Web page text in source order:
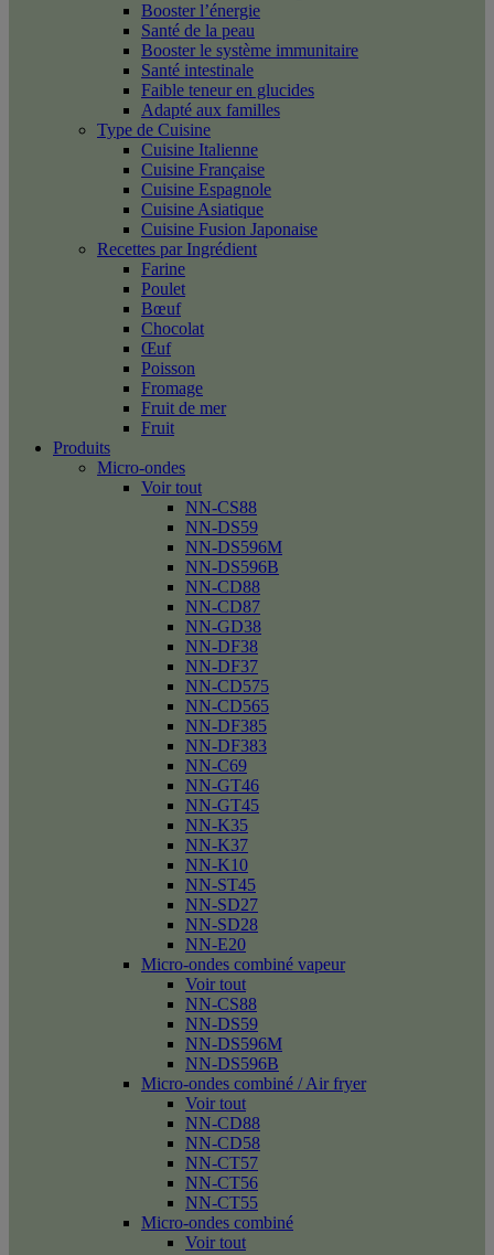
Booster l’énergie
Santé de la peau
Booster le système immunitaire
Santé intestinale
Faible teneur en glucides
Adapté aux familles
Type de Cuisine
Cuisine Italienne
Cuisine Française
Cuisine Espagnole
Cuisine Asiatique
Cuisine Fusion Japonaise
Recettes par Ingrédient
Farine
Poulet
Bœuf
Chocolat
Œuf
Poisson
Fromage
Fruit de mer
Fruit
Produits
Micro-ondes
Voir tout
NN-CS88
NN-DS59
NN-DS596M
NN-DS596B
NN-CD88
NN-CD87
NN-GD38
NN-DF38
NN-DF37
NN-CD575
NN-CD565
NN-DF385
NN-DF383
NN-C69
NN-GT46
NN-GT45
NN-K35
NN-K37
NN-K10
NN-ST45
NN-SD27
NN-SD28
NN-E20
Micro-ondes combiné vapeur
Voir tout
NN-CS88
NN-DS59
NN-DS596M
NN-DS596B
Micro-ondes combiné / Air fryer
Voir tout
NN-CD88
NN-CD58
NN-CT57
NN-CT56
NN-CT55
Micro-ondes combiné
Voir tout